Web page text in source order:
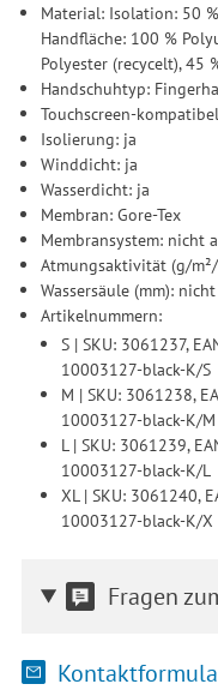
Material: Isolation: 50
Handfläche: 100 %
Polyester (recycelt), 45
Handschuhtyp:
Touchscreen-
Isolierung: ja
Winddicht: ja
Wasserdicht: ja
Membran: Gore-Tex
Membransystem: nicht
Atmungsaktivität (g/
Wassersäule (mm):
Artikelnummern:
S | SKU: 3061237,
10003127-black-K/S
M | SKU: 3061238,
10003127-black-K/M
L | SKU: 3061239,
10003127-black-K/L
XL | SKU: 3061240,
10003127-black-K/X
Fragen